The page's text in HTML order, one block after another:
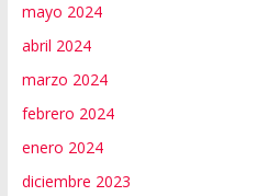
mayo 2024
abril 2024
marzo 2024
febrero 2024
enero 2024
diciembre 2023